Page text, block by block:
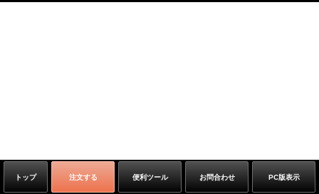
トップ 注文する 便利ツール お問合わせ PC版表示